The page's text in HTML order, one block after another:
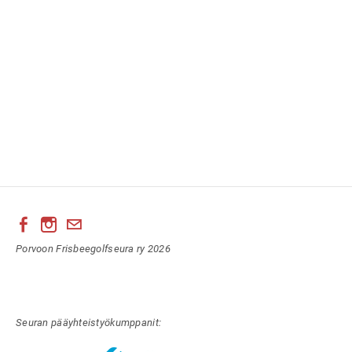
Porvoon Frisbeegolfseura ry 2026
Seuran pääyhteistyökumppanit: